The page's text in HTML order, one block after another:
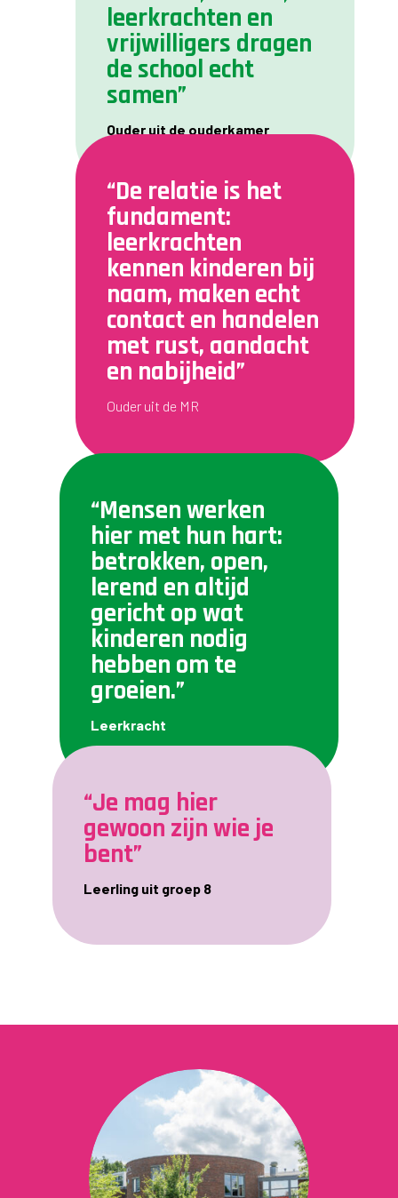
leerkrachten en
vrijwilligers dragen
de school echt
samen”
Ouder uit de ouderkamer
“De relatie is het
fundament:
leerkrachten
kennen kinderen bij
naam, maken echt
contact en handelen
met rust, aandacht
en nabijheid”
Ouder uit de MR
“Mensen werken
hier met hun hart:
betrokken, open,
lerend en altijd
gericht op wat
kinderen nodig
hebben om te
groeien.”
Leerkracht
“Je mag hier
gewoon zijn wie je
bent”
Leerling uit groep 8